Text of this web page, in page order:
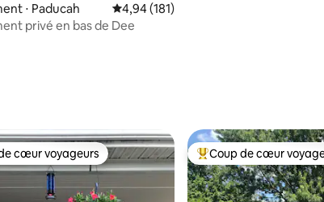
base de 366 commentaires : 4,99 sur 5
⋅ Paducah Évaluation moyenne sur la base de
4,94 (181)
privé en bas de Dee
cœur voyageurs les plus appréciés
cœur voyageurs Coups de cœur
Coup de cœur